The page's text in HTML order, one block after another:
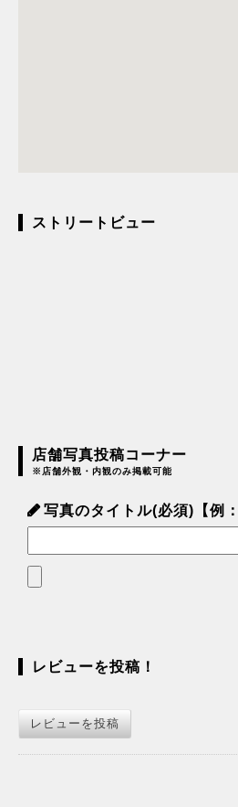
ストリートビュー
店舗写真投稿コーナー
※店舗外観・内観のみ掲載可能
写真のタイトル(必須)【例：
レビューを投稿！
レビューを投稿